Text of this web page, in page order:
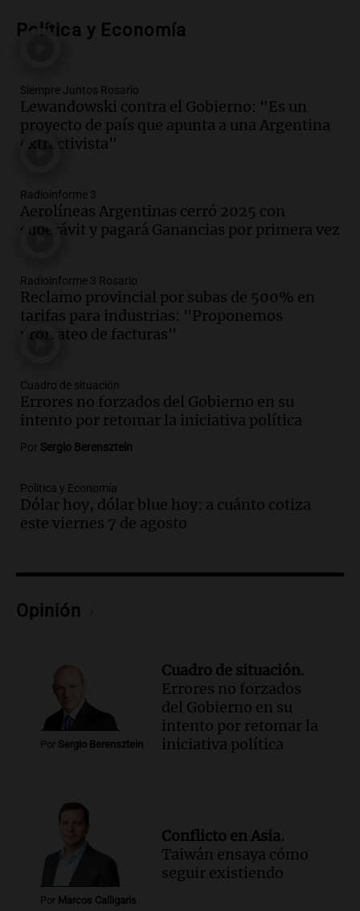
público en general
Audio.Femicidio de Agostina Vega en
Córdoba: detuvieron a otros dos
inquilinos por encubrimiento
Juntos
Audio.Aumento de precios en papa y
cebolla: hasta 300% en algunos casos,
advierte Cofrutos
Panorama Federal
Audio.Aumento de precios en papa y
cebolla alcanza hasta el 300% en el
mercado de Cofrutos
Panorama Federal
Audio.Corte de luz en Córdoba: servicio
casi restablecido tras los fuertes vientos
de 100 km/h
Episodios
fuerte viento: árboles y paredes caídas
en varios puntos
Noticias
Audio.La peregrinación de San
agradecimiento
Detuvieron al hijo de Fran
Riquelme tras un operativo con 10
allanamientos en Rosario
Noticias Rosario
Episodios
San Cayetano
Panorama Federal
Episodios
Audio.
El obispo de Buenos Aires
anticipa su homilía en el Santuario de
San Cayetano en Liniers
Política y Economía
Siempre Juntos Rosario
Lewandowski contra el Gobierno: "Es un
proyecto de país que apunta a una Argentina
extractivista"
Radioinforme 3
Aerolíneas Argentinas cerró 2025 con
superávit y pagará Ganancias por primera vez
Radioinforme 3 Rosario
Reclamo provincial por subas de 500% en
tarifas para industrias: "Proponemos
prorrateo de facturas"
Cuadro de situación
Errores no forzados del Gobierno en su
intento por retomar la iniciativa política
Por Sergio Berensztein
Política y Economía
Dólar hoy, dólar blue hoy: a cuánto cotiza
este viernes 7 de agosto
Opinión
Por Sergio Berensztein
Cuadro de situación.
Errores no forzados
del Gobierno en su
intento por retomar la
iniciativa política
Por Marcos Calligaris
Conflicto en Asia.
Taiwán ensaya cómo
seguir existiendo